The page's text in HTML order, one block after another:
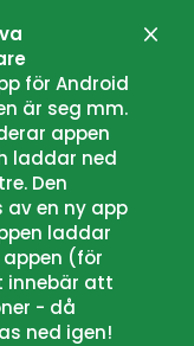
för Android
är seg mm.
appen
laddar ned
Den
en ny app
laddar
(för
innebär att
- då
ned igen!